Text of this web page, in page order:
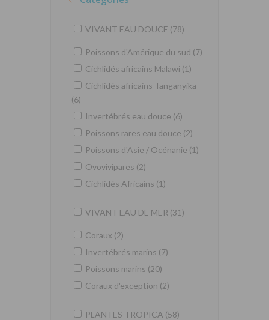
VIVANT EAU DOUCE (78)
Poissons d'Amérique du sud (7)
Cichlidés africains Malawi (1)
Cichlidés africains Tanganyika
(6)
Invertébrés eau douce (6)
Poissons rares eau douce (2)
Poissons d'Asie / Océnanie (1)
Ovovivipares (2)
Cichlidés Africains (1)
VIVANT EAU DE MER (31)
Coraux (2)
Invertébrés marins (7)
Poissons marins (20)
Coraux d'exception (2)
PLANTES TROPICA (58)